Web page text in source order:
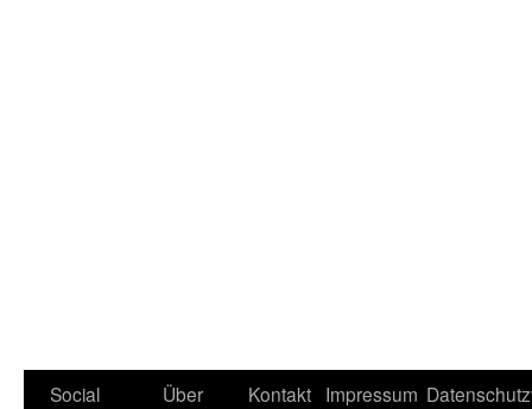
Social
Über
Kontakt Impressum